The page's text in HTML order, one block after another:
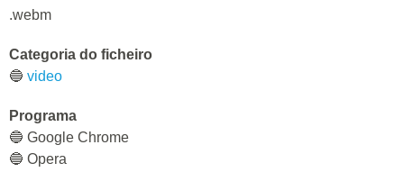
.webm
Categoria do ficheiro
🔵 video
Programa
🔵 Google Chrome
🔵 Opera